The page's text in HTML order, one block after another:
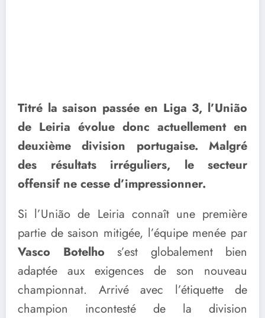
Titré la saison passée en Liga 3, l’União
de Leiria évolue donc actuellement en
deuxième division portugaise. Malgré
des résultats irréguliers, le secteur
offensif ne cesse d’impressionner.
Si l’União de Leiria connaît une première
partie de saison mitigée, l’équipe menée par
Vasco Botelho s’est globalement bien
adaptée aux exigences de son nouveau
championnat. Arrivé avec l’étiquette de
champion incontesté de la division